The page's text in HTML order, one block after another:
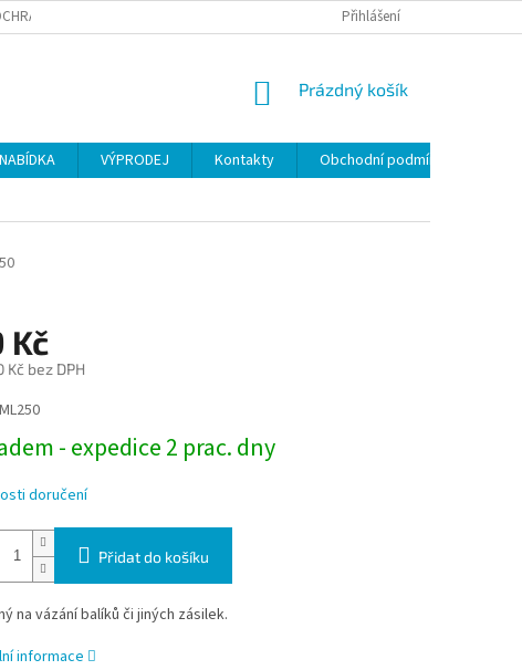
OSOBNÍCH ÚDAJŮ Přihlášení
NÁKUPNÍ
Prázdný košík
VÝPRODEJ Kontakty
Obchodní podmínky
Kč
Kč bez DPH
ML250
- expedice 2 prac. dny
doručení
Přidat do košíku
na vázání balíků či jiných zásilek.
informace